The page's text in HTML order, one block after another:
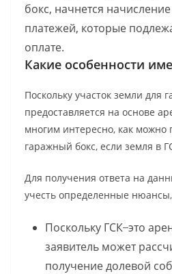
бокс, начнется
платежей, которые
оплате.
Какие особенности
Поскольку участок земли для
предоставляется на основе
многим интересно, как можно
гаражный бокс, если земля в
Для получения ответа на
учесть определенные
Поскольку ГСК ̶ это
заявитель может
получение долевой